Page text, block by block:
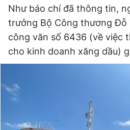
Như báo chí đã thông tin,
trưởng Bộ Công thương Đỗ
công văn số 6436 (về việc
cho kinh doanh xăng dầu)